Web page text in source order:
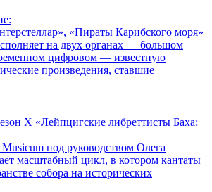
«Пираты Карибского моря»
на двух органах — большом
цифровом — известную
произведения, ставшие
X «Лейпцигские либреттисты Баха:
под руководством Олега
масштабный цикл, в котором кантаты
собора на исторических